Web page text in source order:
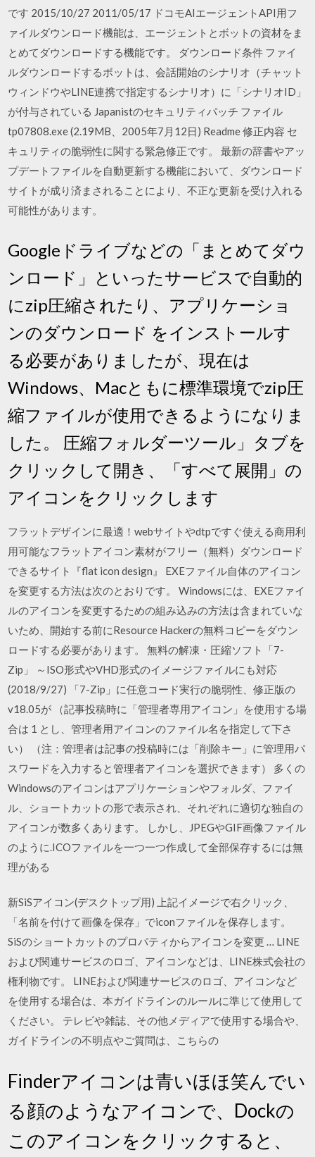
です 2015/10/27 2011/05/17 ドコモAIエージェントAPI用フ
ァイルダウンロード機能は、エージェントとボットの資材をま
とめてダウンロードする機能です。 ダウンロード条件 ファイ
ルダウンロードするボットは、会話開始のシナリオ（チャット
ウィンドウやLINE連携で指定するシナリオ）に「シナリオID」
が付与されている Japanistのセキュリティパッチ ファイル
tp07808.exe (2.19MB、2005年7月12日) Readme 修正内容 セ
キュリティの脆弱性に関する緊急修正です。 最新の辞書やアッ
プデートファイルを自動更新する機能において、ダウンロード
サイトが成り済まされることにより、不正な更新を受け入れる
可能性があります。
Googleドライブなどの「まとめてダウ
ンロード」といったサービスで自動的
にzip圧縮されたり、アプリケーショ
ンのダウンロード をインストールす
る必要がありましたが、現在は
Windows、Macともに標準環境でzip圧
縮ファイルが使用できるようになりま
した。 圧縮フォルダーツール」タブを
クリックして開き、「すべて展開」の
アイコンをクリックします
フラットデザインに最適！webサイトやdtpですぐ使える商用利
用可能なフラットアイコン素材がフリー（無料）ダウンロード
できるサイト『flat icon design』 EXEファイル自体のアイコン
を変更する方法は次のとおりです。 Windowsには、EXEファイ
ルのアイコンを変更するための組み込みの方法は含まれていな
いため、開始する前にResource Hackerの無料コピーをダウン
ロードする必要があります。 無料の解凍・圧縮ソフト「7-
Zip」 ～ISO形式やVHD形式のイメージファイルにも対応
(2018/9/27) 「7-Zip」に任意コード実行の脆弱性、修正版の
v18.05が （記事投稿時に「管理者専用アイコン」を使用する場
合は 1 とし、管理者用アイコンのファイル名を指定して下さ
い） （注：管理者は記事の投稿時には「削除キー」に管理用パ
スワードを入力すると管理者アイコンを選択できます） 多くの
Windowsのアイコンはアプリケーションやフォルダ、ファイ
ル、ショートカットの形で表示され、それぞれに適切な独自の
アイコンが数多くあります。 しかし、JPEGやGIF画像ファイル
のように.ICOファイルを一つ一つ作成して全部保存するには無
理がある
新SiSアイコン(デスクトップ用) 上記イメージで右クリック、
「名前を付けて画像を保存」でiconファイルを保存します。
SiSのショートカットのプロパティからアイコンを変更 … LINE
および関連サービスのロゴ、アイコンなどは、LINE株式会社の
権利物です。 LINEおよび関連サービスのロゴ、アイコンなど
を使用する場合は、本ガイドラインのルールに準じて使用して
ください。 テレビや雑誌、その他メディアで使用する場合や、
ガイドラインの不明点やご質問は、こちらの
Finderアイコンは青いほほ笑んでい
る顔のようなアイコンで、Dockの
このアイコンをクリックすると、